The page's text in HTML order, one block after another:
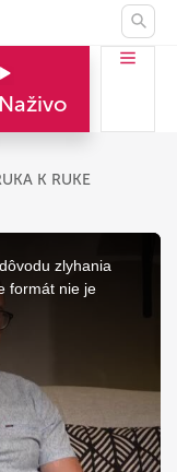
Naživo
K RUKE
zlyhania
formát nie je